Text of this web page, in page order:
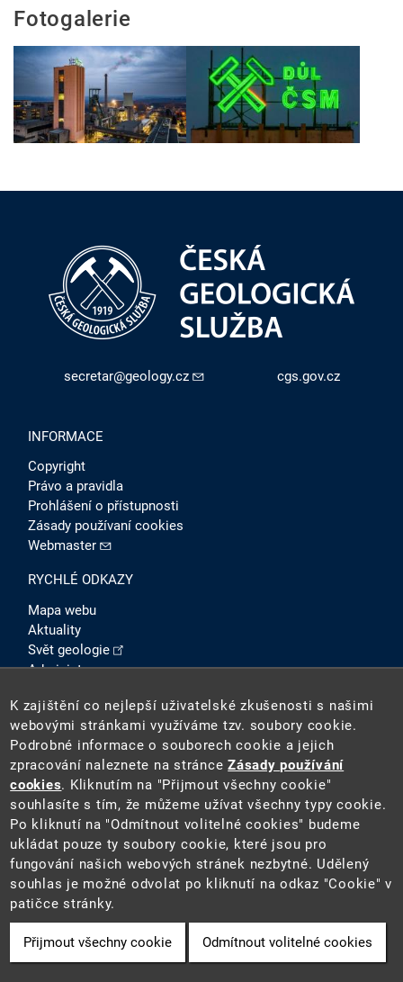
Fotogalerie
secretar@geology.cz cgs.gov.cz
INFORMACE
Copyright
Právo a pravidla
Prohlášení o přístupnosti
Zásady používaní cookies
Webmaster
RYCHLÉ ODKAZY
Mapa webu
Aktuality
Svět geologie
Administrace
SOCIÁLNÍ SÍTĚ
2026 ©Česká geologická služba(ČGS). ČGS je státní
příspěvkovou organizací pověřenou výkonem státní
geologické služby na území ČR.
Cookie
K zajištění co nejlepší uživatelské zkušenosti s našimi
webovými stránkami využíváme tzv. soubory cookie.
Podrobné informace o souborech cookie a jejich
zpracování naleznete na stránceZásady používání
cookies. Kliknutím na "Přijmout všechny cookie"
souhlasíte s tím, že můžeme užívat všechny typy cookie.
Po kliknutí na "Odmítnout volitelné cookies" budeme
ukládat pouze ty soubory cookie, které jsou pro
fungování našich webových stránek nezbytné. Udělený
souhlas je možné odvolat po kliknutí na odkaz "Cookie" v
patičce stránky.
Přijmout všechny cookie Odmítnout volitelné cookies